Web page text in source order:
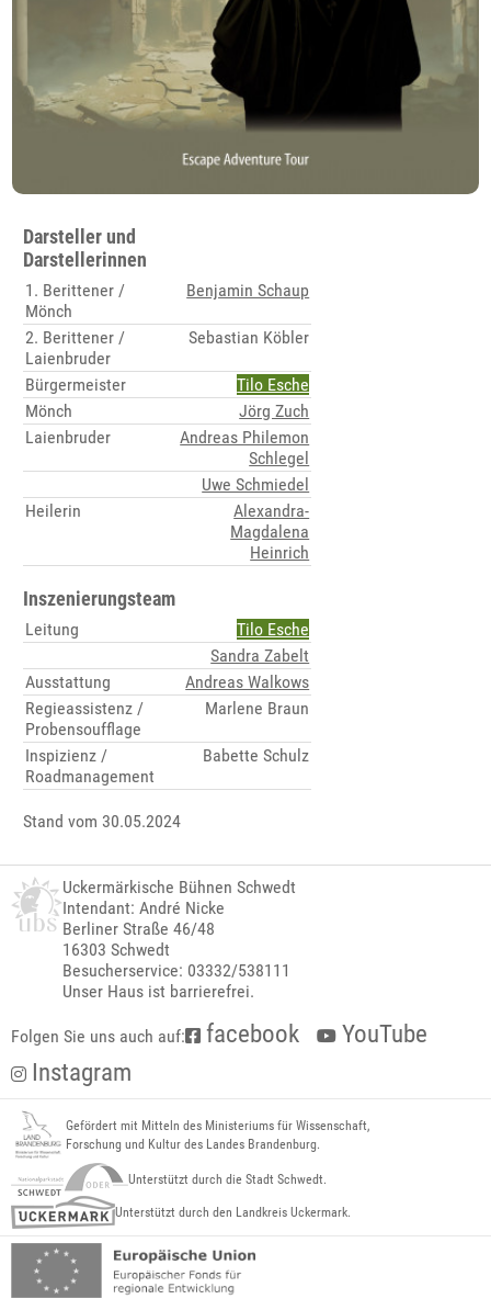
Darsteller und
Darstellerinnen
1. Berittener /
Mönch
Benjamin Schaup
2. Berittener /
Laienbruder
Sebastian Köbler
Bürgermeister
Tilo Esche
Mönch
Jörg Zuch
Laienbruder
Andreas Philemon
Schlegel
Uwe Schmiedel
Heilerin
Alexandra-
Magdalena
Heinrich
Inszenierungsteam
Leitung
Tilo Esche
Sandra Zabelt
Ausstattung
Andreas Walkows
Regieassistenz /
Probensoufflage
Marlene Braun
Inspizienz /
Roadmanagement
Babette Schulz
Stand vom 30.05.2024
Uckermärkische Bühnen Schwedt
Intendant: André Nicke
Berliner Straße 46/48
16303 Schwedt
Besucherservice: 03332/538111
Unser Haus ist barrierefrei.
Folgen Sie uns auch auf: facebook
YouTube
Instagram
Gefördert mit Mitteln des Ministeriums für Wissenschaft,
Forschung und Kultur des Landes Brandenburg.
Unterstützt durch die Stadt Schwedt.
Unterstützt durch den Landkreis Uckermark.